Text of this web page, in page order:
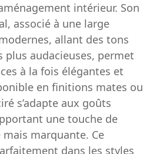
intérieur. Son
associé à une large
allant des tons
plus audacieuses, permet
à la fois élégantes et
en finitions mates ou
s’adapte aux goûts
une touche de
marquante. Ce
dans les styles